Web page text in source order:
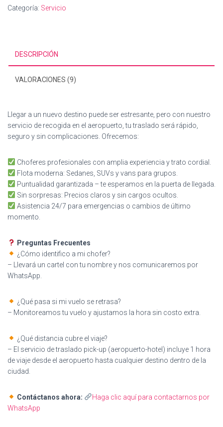
el
cantidad
Categoría: Servicio
DESCRIPCIÓN
VALORACIONES (9)
Llegar a un nuevo destino puede ser estresante, pero con nuestro
servicio de recogida en el aeropuerto, tu traslado será rápido,
seguro y sin complicaciones. Ofrecemos:
Choferes profesionales con amplia experiencia y trato cordial.
Flota moderna: Sedanes, SUVs y vans para grupos.
Puntualidad garantizada – te esperamos en la puerta de llegada.
Sin sorpresas: Precios claros y sin cargos ocultos.
Asistencia 24/7 para emergencias o cambios de último
momento.
Preguntas Frecuentes
¿Cómo identifico a mi chofer?
– Llevará un cartel con tu nombre y nos comunicaremos por
WhatsApp.
¿Qué pasa si mi vuelo se retrasa?
– Monitoreamos tu vuelo y ajustamos la hora sin costo extra.
¿Qué distancia cubre el viaje?
– El servicio de traslado pick-up (aeropuerto-hotel) incluye 1 hora
de viaje desde el aeropuerto hasta cualquier destino dentro de la
ciudad.
Contáctanos ahora:
Haga clic aquí para contactarnos por
WhatsApp